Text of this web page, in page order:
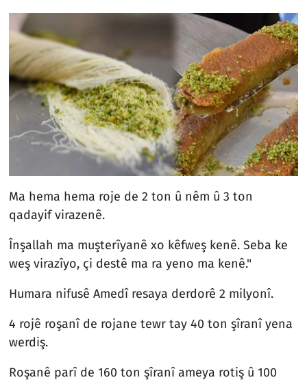
Ma hema hema roje de 2 ton û nêm û 3 ton
qadayif virazenê.
Înşallah ma muşterîyanê xo kêfweş kenê. Seba ke
weş virazîyo, çi destê ma ra yeno ma kenê."
Humara nifusê Amedî resaya derdorê 2 milyonî.
4 rojê roşanî de rojane tewr tay 40 ton şîranî yena
werdiş.
Roşanê parî de 160 ton şîranî ameya rotiş û 100